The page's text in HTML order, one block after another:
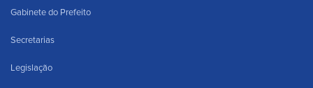
Gabinete do Prefeito
Secretarias
Legislação